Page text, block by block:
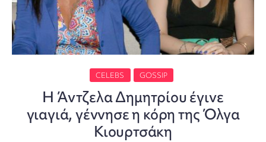
CELEBS GOSSIP
H Άντζελα Δημητρίου έγινε
γιαγιά, γέννησε η κόρη της Όλγα
Κιουρτσάκη